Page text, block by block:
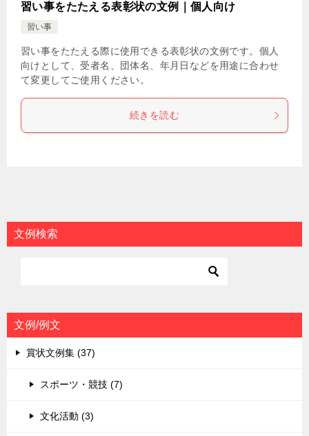
習い事をたたえる表彰状の文例｜個人向け
習い事
習い事をたたえる際に使用できる表彰状の文例です。個人
向けとして、受者名、団体名、年月日などを用途に合わせ
て変更してご使用ください。
続きを読む
文例検索
文例/例文
賞状文例集 (37)
スポーツ・競技 (7)
文化活動 (3)